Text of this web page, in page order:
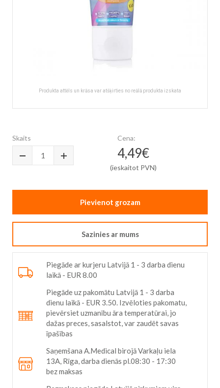
Skaits Cena:
4,49€
(ieskaitot PVN)
Pievienot grozam
Sazinies ar mums
Piegāde ar kurjeru Latvijā 1 - 3 darba dienu
laikā - EUR 8.00
Piegāde uz pakomātu Latvijā 1 - 3 darba
dienu laikā - EUR 3.50. Izvēloties pakomatu,
pievērsiet uzmanību āra temperatūrai, jo
dažas preces, sasalstot, var zaudēt savas
īpašības
Saņemšana A.Medical birojā Varkaļu iela
13A, Rīga, darba dienās pl.08:30 - 17:30
bez maksas
Produkta attēls un krāsa var atšķirties no reālā produkta izskata
beginning